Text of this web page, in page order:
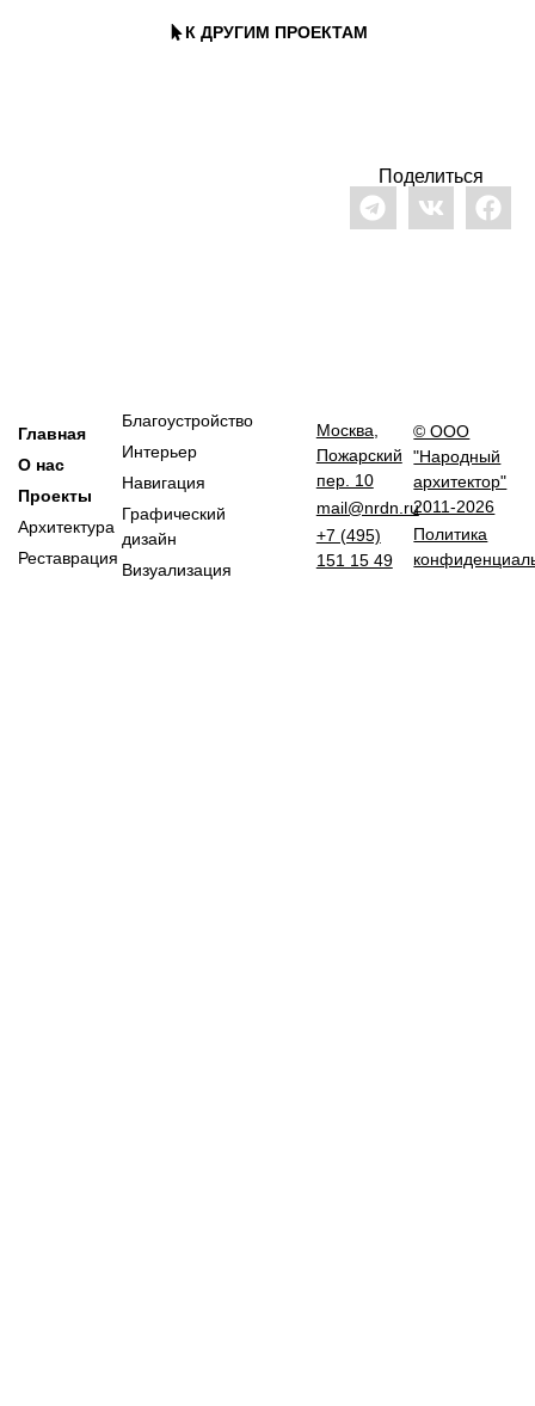
Визуализация Гостиничного Комплекса
К ДРУГИМ ПРОЕКТАМ
Поделиться
Главная
О нас
Проекты
Архитектура
Реставрация
Благоустройство
Интерьер
Навигация
Графический
дизайн
Визуализация
Москва,
Пожарский
пер. 10
mail@nrdn.ru
+7 (495)
151 15 49
© ООО
"Народный
архитектор"
2011-2026
Политика